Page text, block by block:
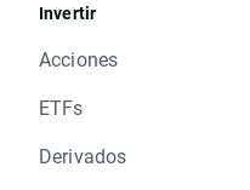
Invertir
Acciones
ETFs
Derivados